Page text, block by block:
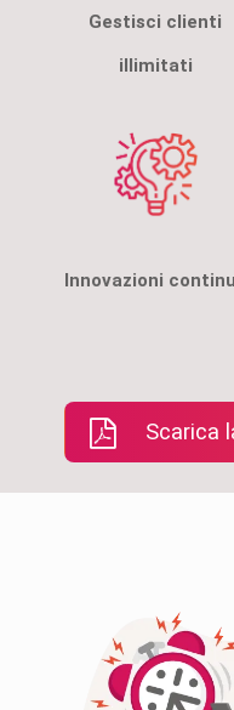
Scarica